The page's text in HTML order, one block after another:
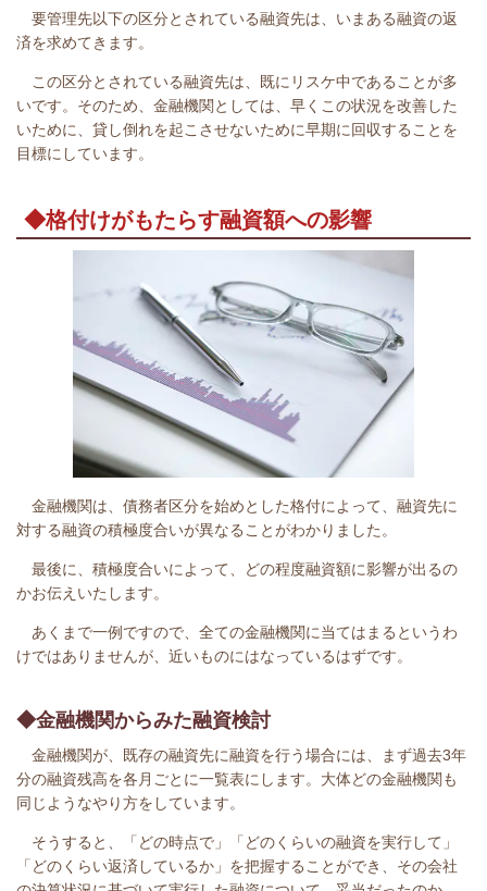
要管理先以下の区分とされている融資先は、いまある融資の返
済を求めてきます。
この区分とされている融資先は、既にリスケ中であることが多
いです。そのため、金融機関としては、早くこの状況を改善した
いために、貸し倒れを起こさせないために早期に回収することを
目標にしています。
◆格付けがもたらす融資額への影響
金融機関は、債務者区分を始めとした格付によって、融資先に
対する融資の積極度合いが異なることがわかりました。
最後に、積極度合いによって、どの程度融資額に影響が出るの
かお伝えいたします。
あくまで一例ですので、全ての金融機関に当てはまるというわ
けではありませんが、近いものにはなっているはずです。
◆金融機関からみた融資検討
金融機関が、既存の融資先に融資を行う場合には、まず過去3年
分の融資残高を各月ごとに一覧表にします。大体どの金融機関も
同じようなやり方をしています。
そうすると、「どの時点で」「どのくらいの融資を実行して」
「どのくらい返済しているか」を把握することができ、その会社